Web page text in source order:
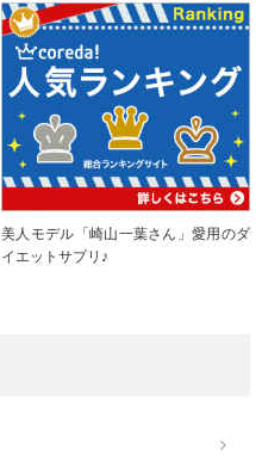
美人モデル「崎山一葉さん」愛用のダ
イエットサプリ♪